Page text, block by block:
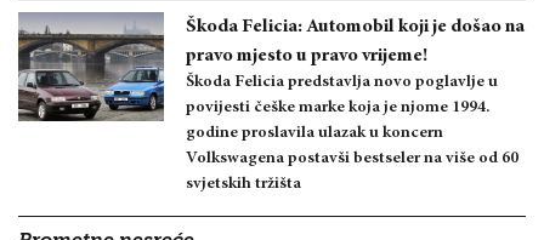
Škoda Felicia: Automobil koji je došao na
pravo mjesto u pravo vrijeme!
Škoda Felicia predstavlja novo poglavlje u
povijesti češke marke koja je njome 1994.
godine proslavila ulazak u koncern
Volkswagena postavši bestseler na više od 60
svjetskih tržišta